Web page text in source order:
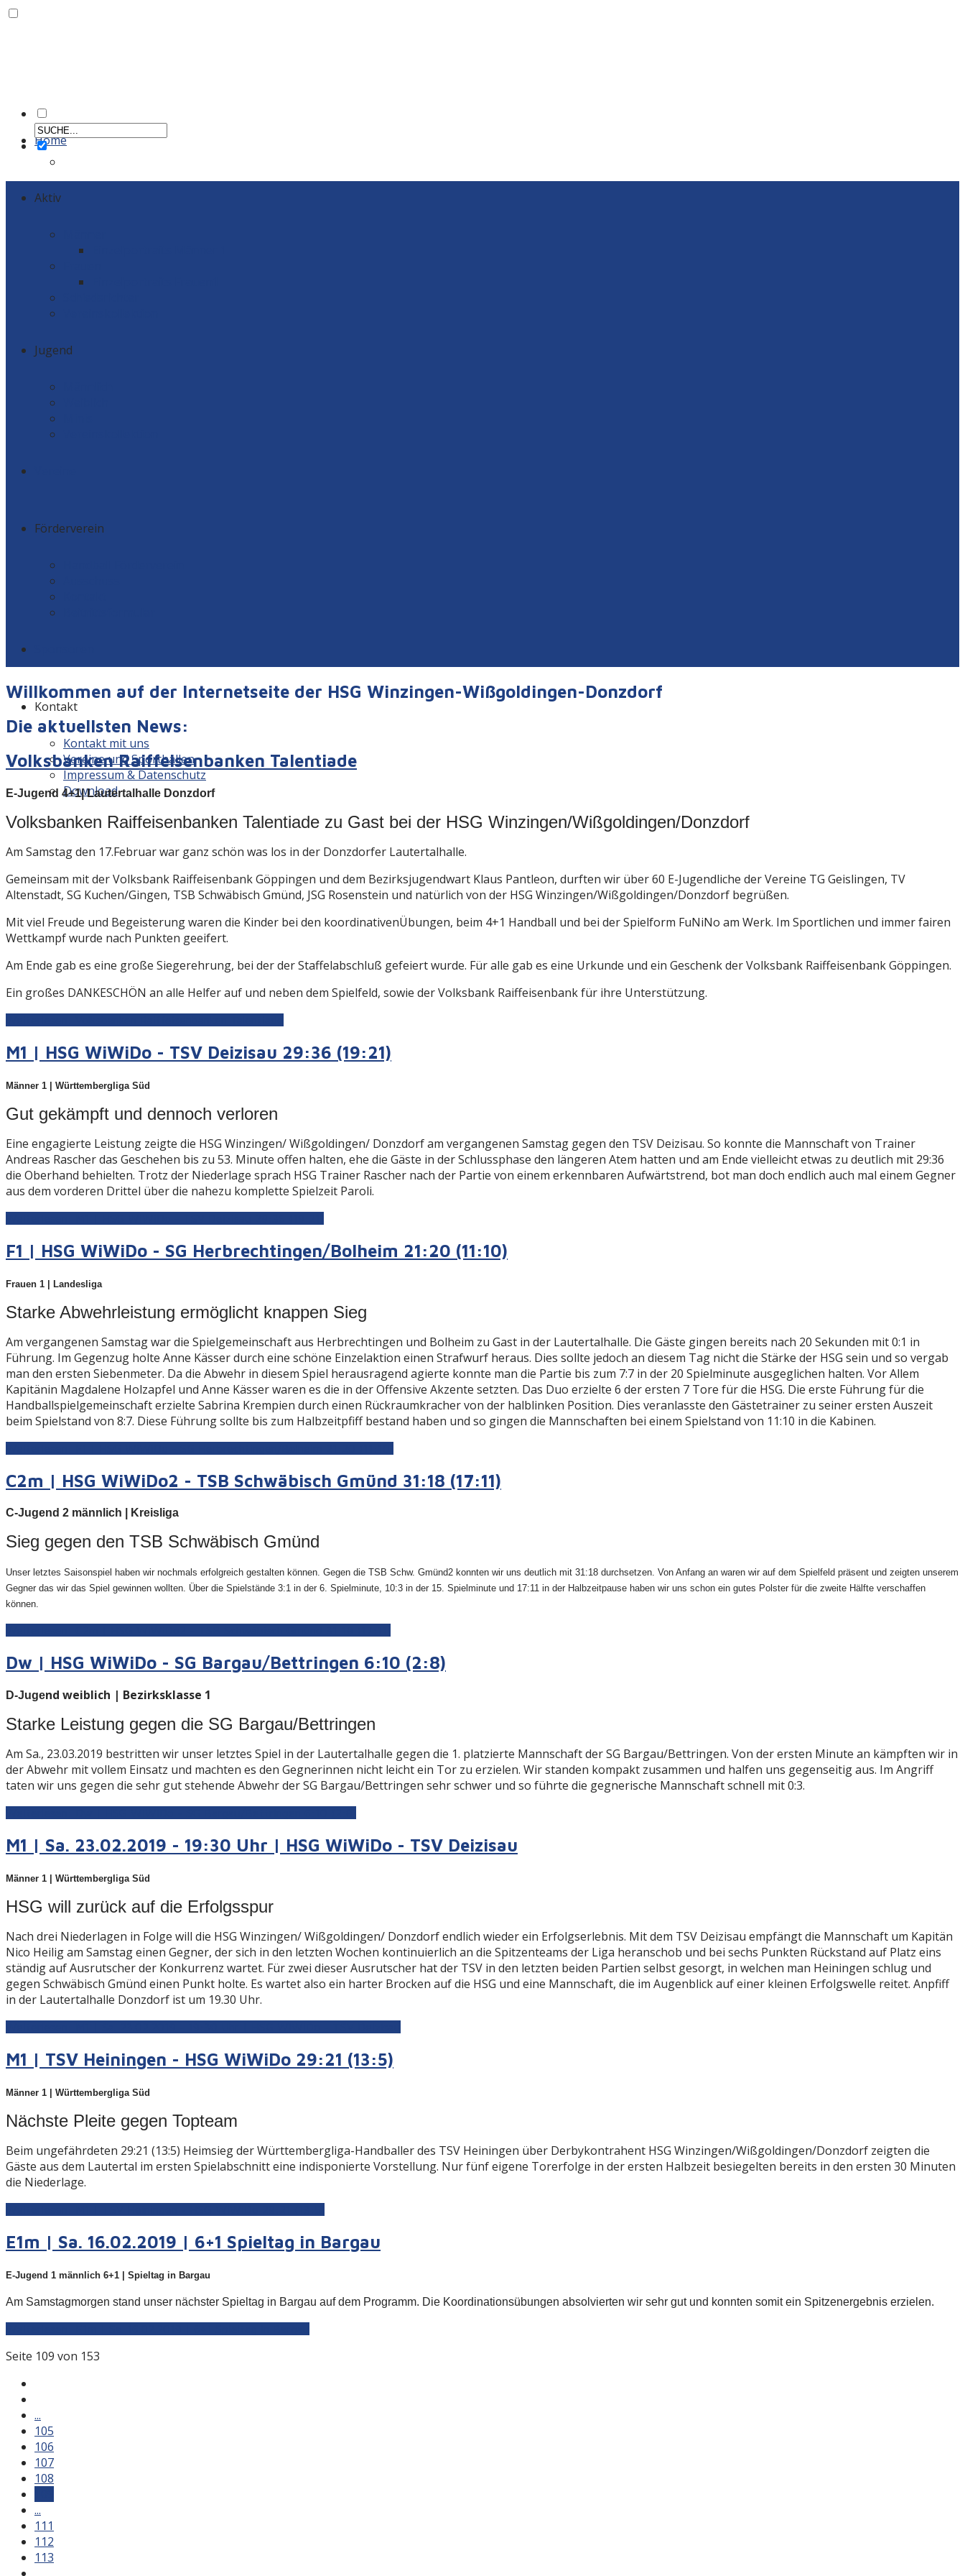
Home
Aktiv
Jugend
Förderverein
Kontakt
Kontakt mit uns
Vereine und Sporthallen
Impressum & Datenschutz
Download
Willkommen auf der Internetseite der HSG Winzingen-Wißgoldingen-Donzdorf
Die aktuellsten News:
Volksbanken Raiffeisenbanken Talentiade
E-Jugend 4+1| Lautertalhalle Donzdorf
Volksbanken Raiffeisenbanken Talentiade zu Gast bei der HSG Winzingen/Wißgoldingen/Donzdorf
Am Samstag den 17.Februar war ganz schön was los in der Donzdorfer Lautertalhalle.
Gemeinsam mit der Volksbank Raiffeisenbank Göppingen und dem Bezirksjugendwart Klaus Pantleon, durften wir über 60 E-Jugendliche der Vereine TG Geislingen, TV
Altenstadt, SG Kuchen/Gingen, TSB Schwäbisch Gmünd, JSG Rosenstein und natürlich von der HSG Winzingen/Wißgoldingen/Donzdorf begrüßen.
Mit viel Freude und Begeisterung waren die Kinder bei den koordinativenÜbungen, beim 4+1 Handball und bei der Spielform FuNiNo am Werk. Im Sportlichen und immer fairen
Wettkampf wurde nach Punkten geeifert.
Am Ende gab es eine große Siegerehrung, bei der der Staffelabschluß gefeiert wurde. Für alle gab es eine Urkunde und ein Geschenk der Volksbank Raiffeisenbank Göppingen.
Ein großes DANKESCHÖN an alle Helfer auf und neben dem Spielfeld, sowie der Volksbank Raiffeisenbank für ihre Unterstützung.
M1 | HSG WiWiDo - TSV Deizisau 29:36 (19:21)
Männer 1 | Württembergliga Süd
Gut gekämpft und dennoch verloren
Eine engagierte Leistung zeigte die HSG Winzingen/ Wißgoldingen/ Donzdorf am vergangenen Samstag gegen den TSV Deizisau. So konnte die Mannschaft von Trainer
Andreas Rascher das Geschehen bis zu 53. Minute offen halten, ehe die Gäste in der Schlussphase den längeren Atem hatten und am Ende vielleicht etwas zu deutlich mit 29:36
die Oberhand behielten. Trotz der Niederlage sprach HSG Trainer Rascher nach der Partie von einem erkennbaren Aufwärtstrend, bot man doch endlich auch mal einem Gegner
aus dem vorderen Drittel über die nahezu komplette Spielzeit Paroli.
F1 | HSG WiWiDo - SG Herbrechtingen/Bolheim 21:20 (11:10)
Frauen 1 | Landesliga
Starke Abwehrleistung ermöglicht knappen Sieg
Am vergangenen Samstag war die Spielgemeinschaft aus Herbrechtingen und Bolheim zu Gast in der Lautertalhalle. Die Gäste gingen bereits nach 20 Sekunden mit 0:1 in
Führung. Im Gegenzug holte Anne Kässer durch eine schöne Einzelaktion einen Strafwurf heraus. Dies sollte jedoch an diesem Tag nicht die Stärke der HSG sein und so vergab
man den ersten Siebenmeter. Da die Abwehr in diesem Spiel herausragend agierte konnte man die Partie bis zum 7:7 in der 20 Spielminute ausgeglichen halten. Vor Allem
Kapitänin Magdalene Holzapfel und Anne Kässer waren es die in der Offensive Akzente setzten. Das Duo erzielte 6 der ersten 7 Tore für die HSG. Die erste Führung für die
Handballspielgemeinschaft erzielte Sabrina Krempien durch einen Rückraumkracher von der halblinken Position. Dies veranlasste den Gästetrainer zu seiner ersten Auszeit
beim Spielstand von 8:7. Diese Führung sollte bis zum Halbzeitpfiff bestand haben und so gingen die Mannschaften bei einem Spielstand von 11:10 in die Kabinen.
C2m | HSG WiWiDo2 - TSB Schwäbisch Gmünd 31:18 (17:11)
C-Jugend 2 männlich | Kreisliga
Sieg gegen den TSB Schwäbisch Gmünd
Unser letztes Saisonspiel haben wir nochmals erfolgreich gestalten können. Gegen die TSB Schw. Gmünd2 konnten wir uns deutlich mit 31:18 durchsetzen. Von Anfang an waren wir auf dem Spielfeld präsent und zeigten unserem
Gegner das wir das Spiel gewinnen wollten. Über die Spielstände 3:1 in der 6. Spielminute, 10:3 in der 15. Spielminute und 17:11 in der Halbzeitpause haben wir uns schon ein gutes Polster für die zweite Hälfte verschaffen
können.
Dw | HSG WiWiDo - SG Bargau/Bettringen 6:10 (2:8)
D-Jugend weiblich | Bezirksklasse 1
Starke Leistung gegen die SG Bargau/Bettringen
Am Sa., 23.03.2019 bestritten wir unser letztes Spiel in der Lautertalhalle gegen die 1. platzierte Mannschaft der SG Bargau/Bettringen. Von der ersten Minute an kämpften wir in
der Abwehr mit vollem Einsatz und machten es den Gegnerinnen nicht leicht ein Tor zu erzielen. Wir standen kompakt zusammen und halfen uns gegenseitig aus. Im Angriff
taten wir uns gegen die sehr gut stehende Abwehr der SG Bargau/Bettringen sehr schwer und so führte die gegnerische Mannschaft schnell mit 0:3.
M1 | Sa. 23.02.2019 - 19:30 Uhr | HSG WiWiDo - TSV Deizisau
Männer 1 | Württembergliga Süd
HSG will zurück auf die Erfolgsspur
Nach drei Niederlagen in Folge will die HSG Winzingen/ Wißgoldingen/ Donzdorf endlich wieder ein Erfolgserlebnis. Mit dem TSV Deizisau empfängt die Mannschaft um Kapitän
Nico Heilig am Samstag einen Gegner, der sich in den letzten Wochen kontinuierlich an die Spitzenteams der Liga heranschob und bei sechs Punkten Rückstand auf Platz eins
ständig auf Ausrutscher der Konkurrenz wartet. Für zwei dieser Ausrutscher hat der TSV in den letzten beiden Partien selbst gesorgt, in welchen man Heiningen schlug und
gegen Schwäbisch Gmünd einen Punkt holte. Es wartet also ein harter Brocken auf die HSG und eine Mannschaft, die im Augenblick auf einer kleinen Erfolgswelle reitet. Anpfiff
in der Lautertalhalle Donzdorf ist um 19.30 Uhr.
M1 | TSV Heiningen - HSG WiWiDo 29:21 (13:5)
Männer 1 | Württembergliga Süd
Nächste Pleite gegen Topteam
Beim ungefährdeten 29:21 (13:5) Heimsieg der Württemberg­liga-Handballer des TSV Heiningen über Derbykontrahent HSG Winzingen/Wißgoldingen/Donzdorf zeigten die
Gäste aus dem Lautertal im ersten Spielabschnitt eine indisponierte Vorstellung. Nur fünf eigene Torerfolge in der ersten Halbzeit besiegelten bereits in den ersten 30 Minuten
die Niederlage.
E1m | Sa. 16.02.2019 | 6+1 Spieltag in Bargau
E-Jugend 1 männlich 6+1 | Spieltag in Bargau
Am Samstagmorgen stand unser nächster Spieltag in Bargau auf dem Programm. Die Koordinationsübungen absolvierten wir sehr gut und konnten somit ein Spitzenergebnis erzielen.
Seite 109 von 153
...
105
106
107
108
...
111
112
113